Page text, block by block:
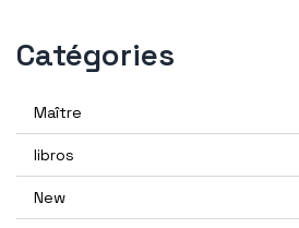
Catégories
Maître
libros
New